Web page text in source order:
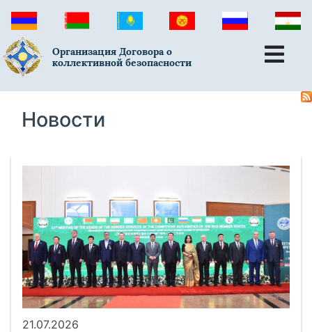
Организация Договора о
коллективной безопасности
Новости
21.07.2026